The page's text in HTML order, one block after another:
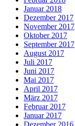
Januar 2018
Dezember 2017
November 2017
Oktober 2017
September 2017
August 2017
Juli 2017
Juni 2017
Mai 2017
April 2017
März 2017
Februar 2017
Januar 2017
Dezember 2016